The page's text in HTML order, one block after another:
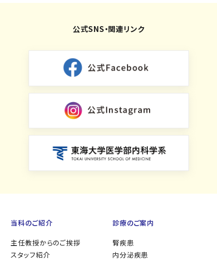
公式SNS・関連リンク
当科のご紹介
主任教授からのご挨拶
スタッフ紹介
診療のご案内
腎疾患
内分泌疾患